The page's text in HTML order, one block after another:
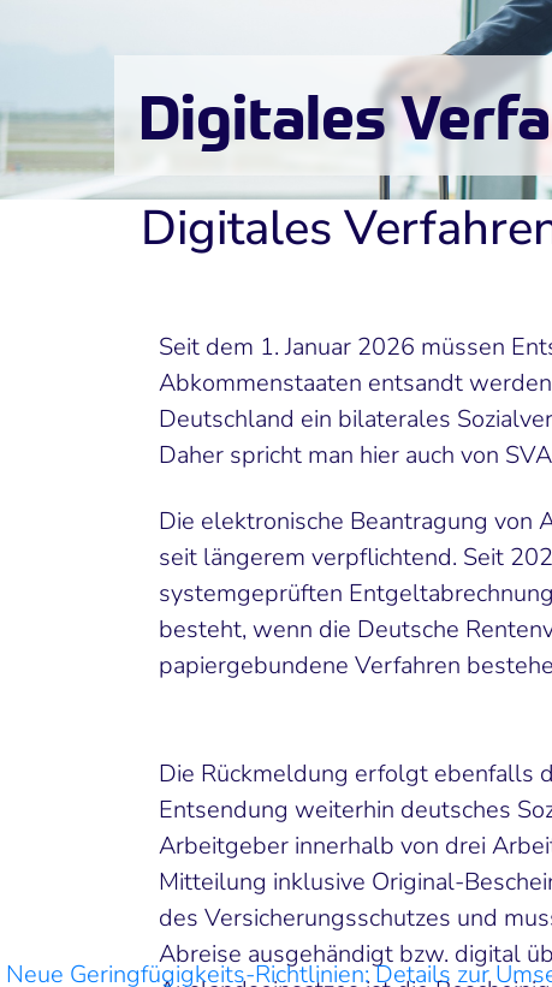
Digitales
Digitales
Seit dem 1. Januar 2026 müssen
Abkommenstaaten entsandt
Deutschland ein bilaterales
Daher spricht man hier auch von
Die elektronische Beantragung von
seit längerem verpflichtend. Seit
systemgeprüften
besteht, wenn die Deutsche
papiergebundene Verfahren
Die Rückmeldung erfolgt ebenfalls
Entsendung weiterhin deutsches
Arbeitgeber innerhalb von drei
Mitteilung inklusive Original-
des Versicherungsschutzes und
Abreise ausgehändigt bzw. digital
Neue Geringfügigkeits-Richtlinien: Details zur